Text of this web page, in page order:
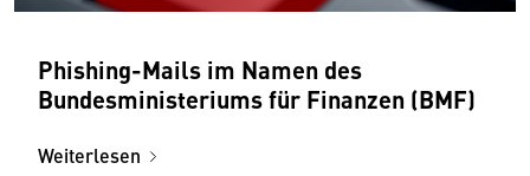
Phishing-Mails im Namen des
Bundesministeriums für Finanzen (BMF)
Weiterlesen